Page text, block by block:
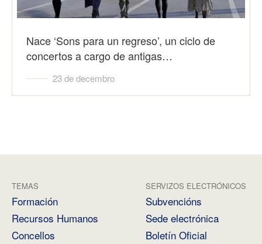
Nace ‘Sons para un regreso’, un ciclo de
concertos a cargo de antigas…
23 de decembro
TEMAS
Formación
Recursos Humanos
Concellos
SERVIZOS ELECTRÓNICOS
Subvencións
Sede electrónica
Boletín Oficial